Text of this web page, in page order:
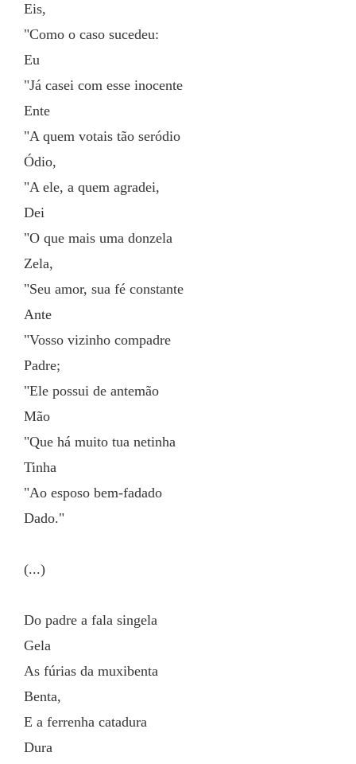
Eis,
"Como o caso sucedeu:
Eu
"Já casei com esse inocente
Ente
"A quem votais tão seródio
Ódio,
"A ele, a quem agradei,
Dei
"O que mais uma donzela
Zela,
"Seu amor, sua fé constante
Ante
"Vosso vizinho compadre
Padre;
"Ele possui de antemão
Mão
"Que há muito tua netinha
Tinha
"Ao esposo bem-fadado
Dado."
(...)
Do padre a fala singela
Gela
As fúrias da muxibenta
Benta,
E a ferrenha catadura
Dura